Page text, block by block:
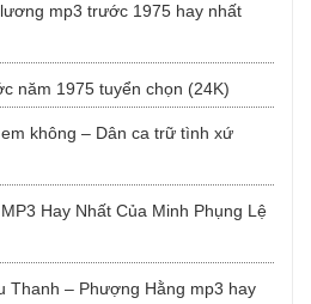
mp3 trước 1975 hay nhất
năm 1975 tuyển chọn (24K)
không – Dân ca trữ tình xứ
Hay Nhất Của Minh Phụng Lệ
Thanh – Phượng Hằng mp3 hay